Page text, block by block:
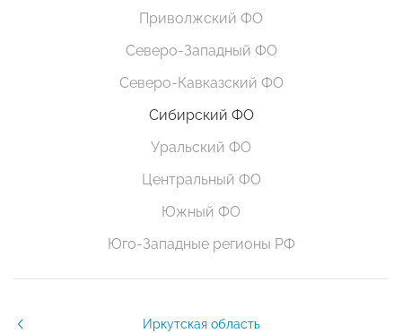
Приволжский ФО
Северо-Западный ФО
Северо-Кавказский ФО
Сибирский ФО
Уральский ФО
Центральный ФО
Южный ФО
Юго-Западные регионы РФ
Иркутская область